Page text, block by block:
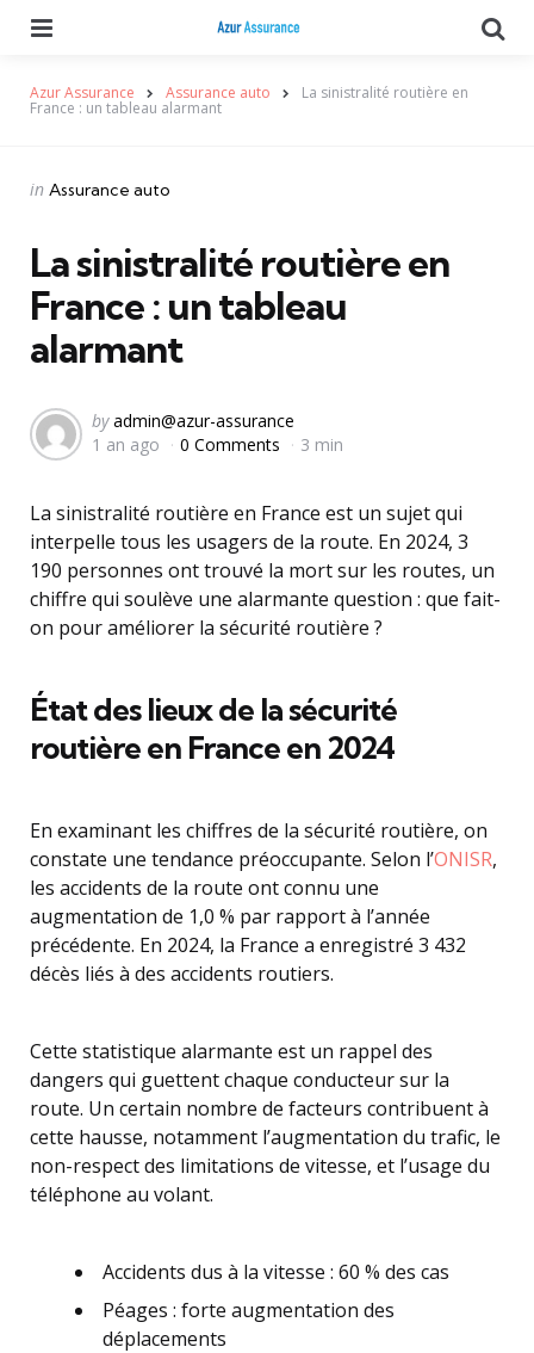
Azur Assurance Assurance auto La sinistralité routière en
France : un tableau alarmant
Categories
Posted
in Assurance auto
La sinistralité routière en
France : un tableau
alarmant
Posted
by
by admin@azur-assurance
1 an ago
0 Comments 3 min
La sinistralité routière en France est un sujet qui
interpelle tous les usagers de la route. En 2024, 3
190 personnes ont trouvé la mort sur les routes, un
chiffre qui soulève une alarmante question : que fait-
on pour améliorer la sécurité routière ?
État des lieux de la sécurité
routière en France en 2024
En examinant les chiffres de la sécurité routière, on
constate une tendance préoccupante. Selon l’ONISR,
les accidents de la route ont connu une
augmentation de 1,0 % par rapport à l’année
précédente. En 2024, la France a enregistré 3 432
décès liés à des accidents routiers.
Cette statistique alarmante est un rappel des
dangers qui guettent chaque conducteur sur la
route. Un certain nombre de facteurs contribuent à
cette hausse, notamment l’augmentation du trafic, le
non-respect des limitations de vitesse, et l’usage du
téléphone au volant.
Accidents dus à la vitesse : 60 % des cas
Péages : forte augmentation des
déplacements